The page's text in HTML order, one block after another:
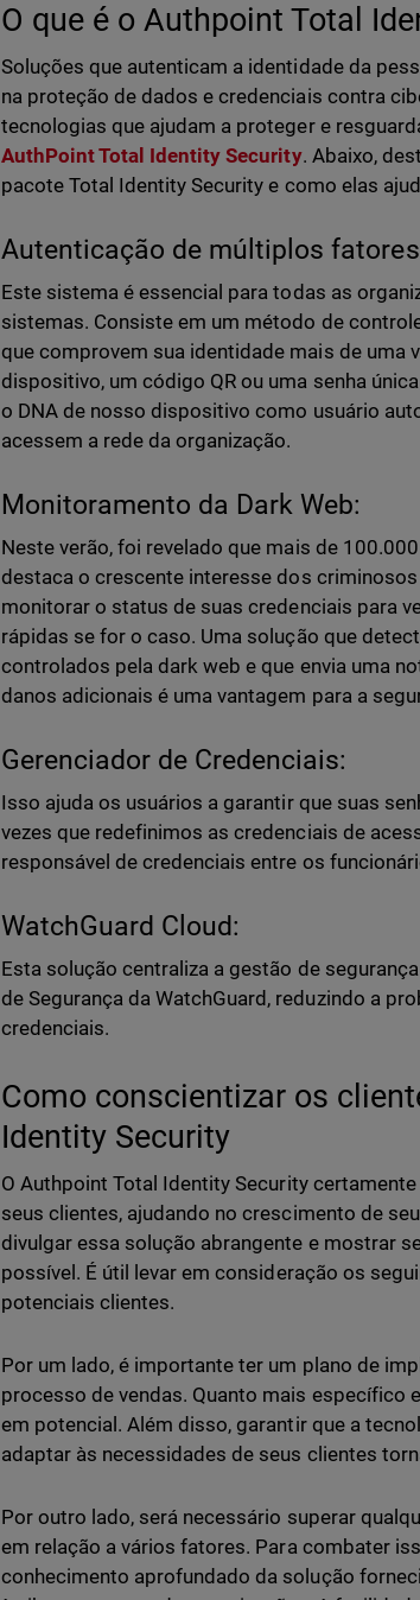
O que é o Authpoint Total
Soluções que autenticam a identidade da
na proteção de dados e credenciais contra
tecnologias que ajudam a proteger e
AuthPoint Total Identity Security. Abaixo,
pacote Total Identity Security e como elas
Autenticação de múltiplos fatores
Este sistema é essencial para todas as
sistemas. Consiste em um método de
que comprovem sua identidade mais de uma
dispositivo, um código QR ou uma senha
o DNA de nosso dispositivo como usuário
acessem a rede da organização.
Monitoramento da Dark Web:
Neste verão, foi revelado que mais de
destaca o crescente interesse dos
monitorar o status de suas credenciais para
rápidas se for o caso. Uma solução que
controlados pela dark web e que envia uma
danos adicionais é uma vantagem para a
Gerenciador de Credenciais:
Isso ajuda os usuários a garantir que suas
vezes que redefinimos as credenciais de
responsável de credenciais entre os
WatchGuard Cloud:
Esta solução centraliza a gestão de
de Segurança da WatchGuard, reduzindo a
credenciais.
Como conscientizar os
Identity Security
O Authpoint Total Identity Security
seus clientes, ajudando no crescimento de
divulgar essa solução abrangente e mostrar
possível. É útil levar em consideração os
potenciais clientes.
Por um lado, é importante ter um plano de
processo de vendas. Quanto mais específico
em potencial. Além disso, garantir que a
adaptar às necessidades de seus clientes
Por outro lado, será necessário superar
em relação a vários fatores. Para combater
conhecimento aprofundado da solução